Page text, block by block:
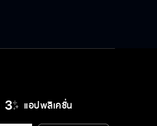
แอปพลิเคชั่น